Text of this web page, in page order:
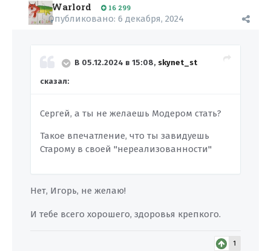
Warlord 16 299
Опубликовано: 6 декабря, 2024
В 05.12.2024 в 15:08, skynet_st
сказал:
Сергей, а ты не желаешь Модером стать?
Такое впечатление, что ты завидуешь
Старому в своей "нереализованности"
Нет, Игорь, не желаю!
И тебе всего хорошего, здоровья крепкого.
1